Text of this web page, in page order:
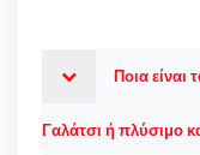
Ποια είναι
Γαλάτσι ή πλύσιμο